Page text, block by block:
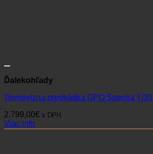
Ďalekohľady
Termovízna predsádka GPO Spectra TI35
2.799,00€ s DPH
Viac info